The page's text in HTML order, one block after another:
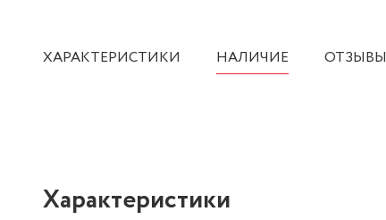
ХАРАКТЕРИСТИКИ НАЛИЧИЕ ОТЗЫВЫ
Характеристики